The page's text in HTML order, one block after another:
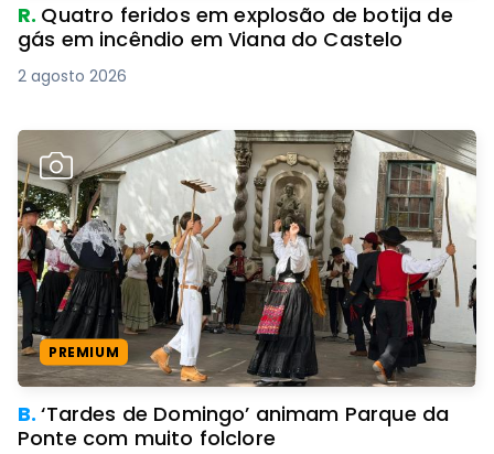
R. Quatro feridos em explosão de botija de
gás em incêndio em Viana do Castelo
2 agosto 2026
PREMIUM
B.‘Tardes de Domingo’ animam Parque da
Ponte com muito folclore